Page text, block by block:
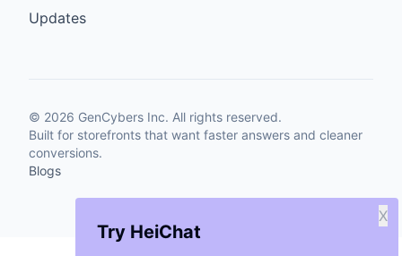
Try HeiChat
X
Updates
© 2026 GenCybers Inc. All rights reserved.
Built for storefronts that want faster answers and cleaner
conversions.
Blogs